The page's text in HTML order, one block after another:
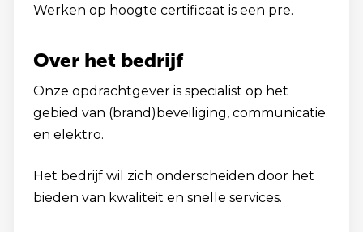
Werken op hoogte certificaat is een pre.
Over het bedrijf
Onze opdrachtgever is specialist op het
gebied van (brand)beveiliging, communicatie
en elektro.
Het bedrijf wil zich onderscheiden door het
bieden van kwaliteit en snelle services.